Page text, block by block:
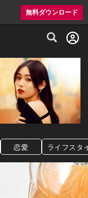
無料ダウンロード
ミアムレストラン予約
恋愛 ライフスタ